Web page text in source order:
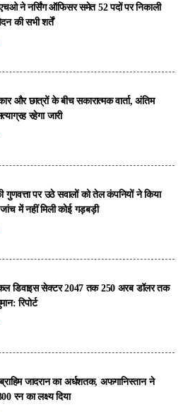
ने नर्सिंग ऑफिसर समेत 52 पदों पर निकाली
की सभी शर्तें
और छात्रों के बीच सकारात्मक वार्ता, अंतिम
रहेगा जारी
गुणवत्ता पर उठे सवालों को तेल कंपनियों ने किया
में नहीं मिली कोई गड़बड़ी
डिवाइस सेक्टर 2047 तक 250 अरब डॉलर तक
रिपोर्ट
जादरान का अर्धशतक, अफगानिस्तान ने
रन का लक्ष्य दिया